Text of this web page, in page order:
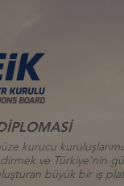
kurucu
ve Türkiye’nin
büyük bir iş